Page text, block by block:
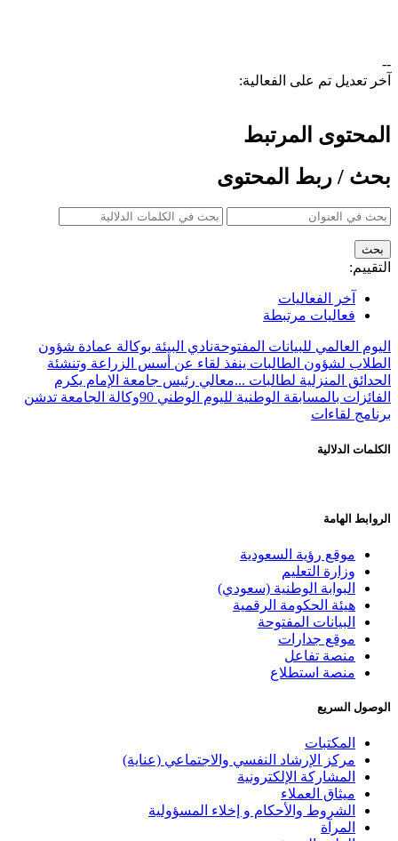
--
آخر تعديل تم على الفعالية:
المحتوى المرتبط
بحث / ربط المحتوى
التقييم:
آخر الفعاليات
فعاليات مرتبطة
اليوم العالمي للبيانات المفتوحةنادي البيئة بوكالة عمادة شؤون
الطلاب لشؤون الطالبات ينفذ لقاء عن أسس الزراعة وتنشئة
الحدائق المنزلية لطالبات ...معالي رئيس جامعة الإمام يكرم
الفائزات بالمسابقة الوطنية لليوم الوطني 90
وكالة الجامعة تدشن
برنامج لقاءات
الكلمات الدلالية
الروابط الهامة
موقع رؤية السعودية
وزارة التعليم
البوابة الوطنية (سعودي)
هيئة الحكومة الرقمية
البيانات المفتوحة
موقع جدارات
منصة تفاعل
منصة استطلاع
الوصول السريع
المكتبات
مركز الإرشاد النفسي والاجتماعي (عناية)
المشاركة الإلكترونية
ميثاق العملاء
الشروط والأحكام و إخلاء المسؤولية
المرآة